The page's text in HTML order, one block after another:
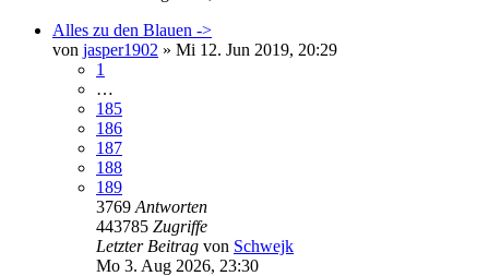
Alles zu den Blauen ->
von jasper1902 » Mi 12. Jun 2019, 20:29
1
…
185
186
187
188
189
3769 Antworten
443785 Zugriffe
Letzter Beitrag von Schwejk
Mo 3. Aug 2026, 23:30